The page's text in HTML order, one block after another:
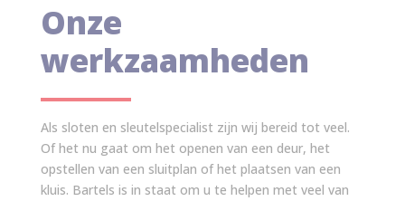
Onze
werkzaamheden
Als sloten en sleutelspecialist zijn wij bereid tot veel.
Of het nu gaat om het openen van een deur, het
opstellen van een sluitplan of het plaatsen van een
kluis. Bartels is in staat om u te helpen met veel van